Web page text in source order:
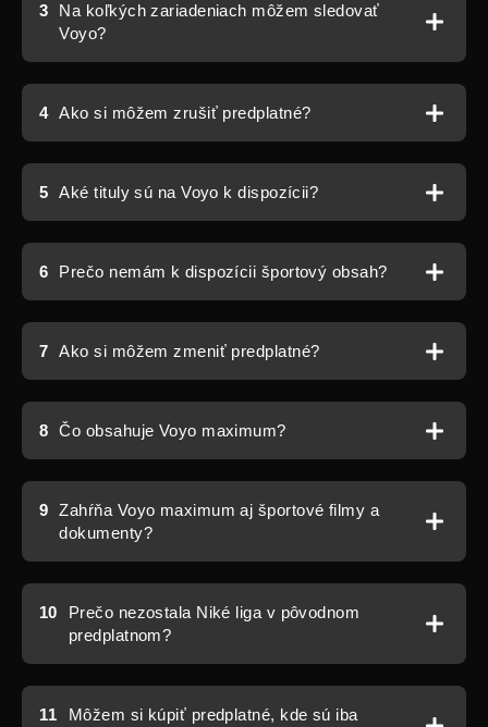
3
Na koľkých zariadeniach môžem sledovať
Voyo?
4 Ako si môžem zrušiť predplatné?
5 Aké tituly sú na Voyo k dispozícii?
6 Prečo nemám k dispozícii športový obsah?
7 Ako si môžem zmeniť predplatné?
8 Čo obsahuje Voyo maximum?
9
Zahŕňa Voyo maximum aj športové filmy a
dokumenty?
10
Prečo nezostala Niké liga v pôvodnom
predplatnom?
11
Môžem si kúpiť predplatné, kde sú iba